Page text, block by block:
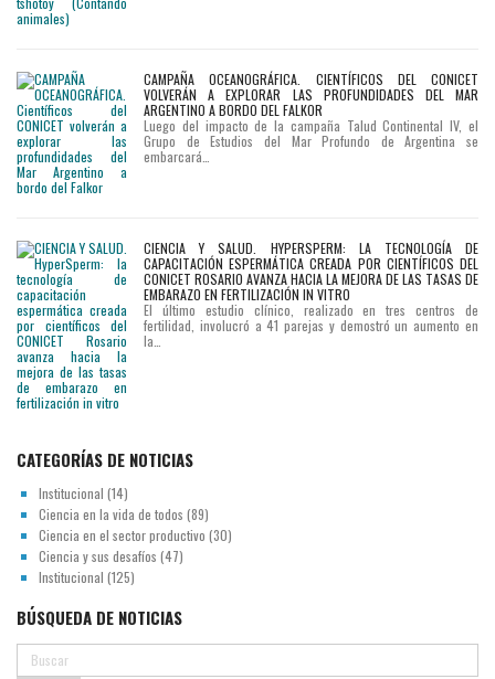
CAMPAÑA OCEANOGRÁFICA. CIENTÍFICOS DEL CONICET
VOLVERÁN A EXPLORAR LAS PROFUNDIDADES DEL MAR
ARGENTINO A BORDO DEL FALKOR
Luego del impacto de la campaña Talud Continental IV, el
Grupo de Estudios del Mar Profundo de Argentina se
embarcará…
CIENCIA Y SALUD. HYPERSPERM: LA TECNOLOGÍA DE
CAPACITACIÓN ESPERMÁTICA CREADA POR CIENTÍFICOS DEL
CONICET ROSARIO AVANZA HACIA LA MEJORA DE LAS TASAS DE
EMBARAZO EN FERTILIZACIÓN IN VITRO
El último estudio clínico, realizado en tres centros de
fertilidad, involucró a 41 parejas y demostró un aumento en
la…
CATEGORÍAS DE NOTICIAS
Institucional (14)
Ciencia en la vida de todos (89)
Ciencia en el sector productivo (30)
Ciencia y sus desafíos (47)
Institucional (125)
BÚSQUEDA DE NOTICIAS